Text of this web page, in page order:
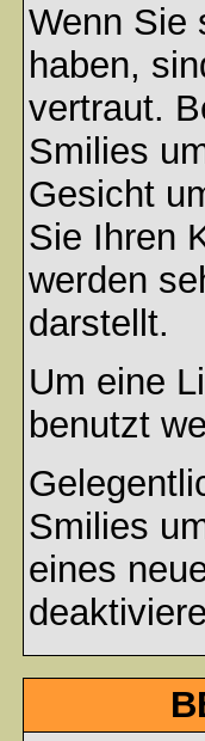
Wenn Sie
haben,
vertraut.
Smilies
Gesicht
Sie Ihren
werden
darstellt.
Um eine
benutzt
Smilies
eines